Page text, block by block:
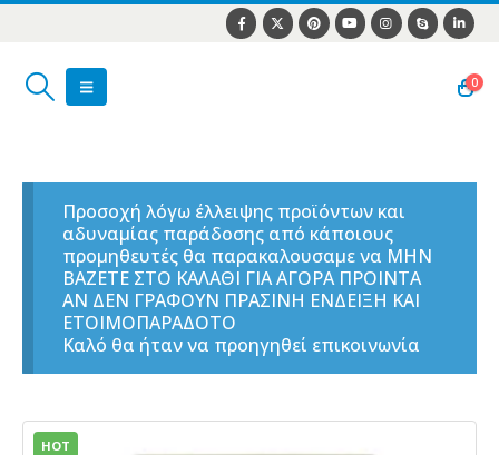
0
Προσοχή λόγω έλλειψης προϊόντων και
αδυναμίας παράδοσης από κάποιους
προμηθευτές θα παρακαλουσαμε να ΜΗΝ
ΒΑΖΕΤΕ ΣΤΟ ΚΑΛΑΘΙ ΓΙΑ ΑΓΟΡΑ ΠΡΟΙΝΤΑ
ΑΝ ΔΕΝ ΓΡΑΦΟΥΝ ΠΡΑΣΙΝΗ ΕΝΔΕΙΞΗ ΚΑΙ
ΕΤΟΙΜΟΠΑΡΑΔΟΤΟ
Καλό θα ήταν να προηγηθεί επικοινωνία
HOT